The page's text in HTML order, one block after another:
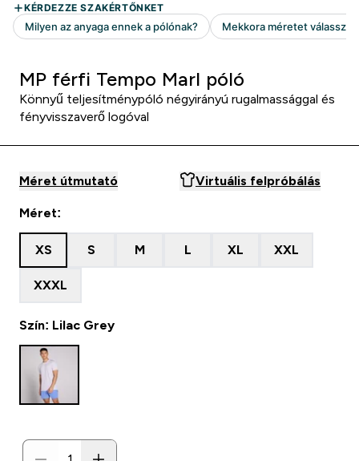
MP férfi Tempo Marl póló
Könnyű teljesítménypóló négyirányú rugalmassággal és
fényvisszaverő logóval
Méret útmutató Virtuális felpróbálás
Méret:
XS S M L XL XXL
XXXL
Szín: Lilac Grey